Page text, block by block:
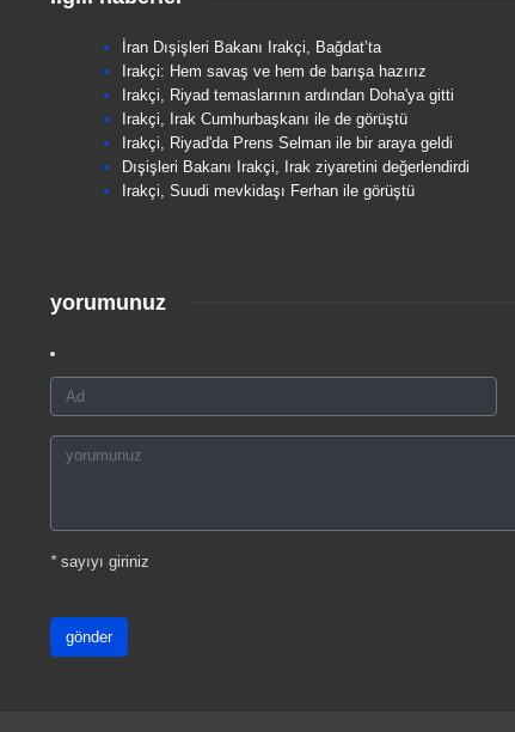
İran Dışişleri Bakanı Irakçi, Bağdat’ta
Irakçi: Hem savaş ve hem de barışa hazırız
Irakçi, Riyad temaslarının ardından Doha'ya gitti
Irakçi, Irak Cumhurbaşkanı ile de görüştü
Irakçi, Riyad'da Prens Selman ile bir araya geldi
Dışişleri Bakanı Irakçi, Irak ziyaretini değerlendirdi
Irakçi, Suudi mevkidaşı Ferhan ile görüştü
yorumunuz
*sayıyı giriniz
gönder